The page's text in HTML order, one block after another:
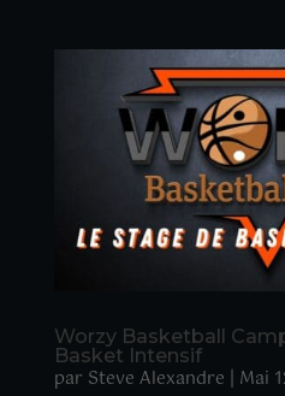
Worzy Basketball
Basket Intensif
par Steve Alexandre | Mai